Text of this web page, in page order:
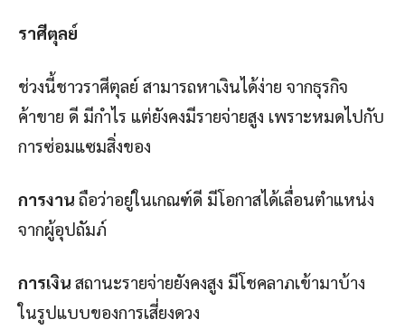
ราศีตุลย์
ช่วงนี้ชาวราศีตุลย์ สามารถหาเงินได้ง่าย จากธุรกิจ
ค้าขาย ดี มีกำไร แต่ยังคงมีรายจ่ายสูง เพราะหมดไปกับ
การซ่อมแซมสิ่งของ
การงาน ถือว่าอยู่ในเกณฑ์ดี มีโอกาสได้เลื่อนตำแหน่ง
จากผู้อุปถัมภ์
การเงิน สถานะรายจ่ายยังคงสูง มีโชคลาภเข้ามาบ้าง
ในรูปแบบของการเสี่ยงดวง